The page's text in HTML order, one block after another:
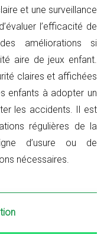
et une surveillance
l’efficacité de
améliorations si
aire de jeux enfant.
claires et affichées
enfants à adopter un
les accidents. Il est
régulières de la
d’usure ou de
nécessaires.